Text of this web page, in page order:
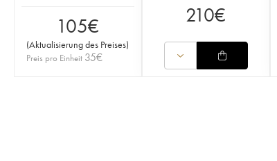
105€
(Aktualisierung des Preises)
Preis pro Einheit 35€
210€